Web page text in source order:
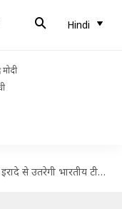
Hindi
मोदी
टीम, जानें संभावित प्लेइंग इलेवन और ड्रीम 11